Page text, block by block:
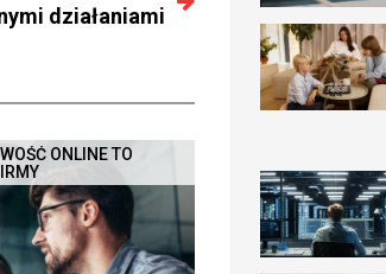
działaniami
ONLINE TO